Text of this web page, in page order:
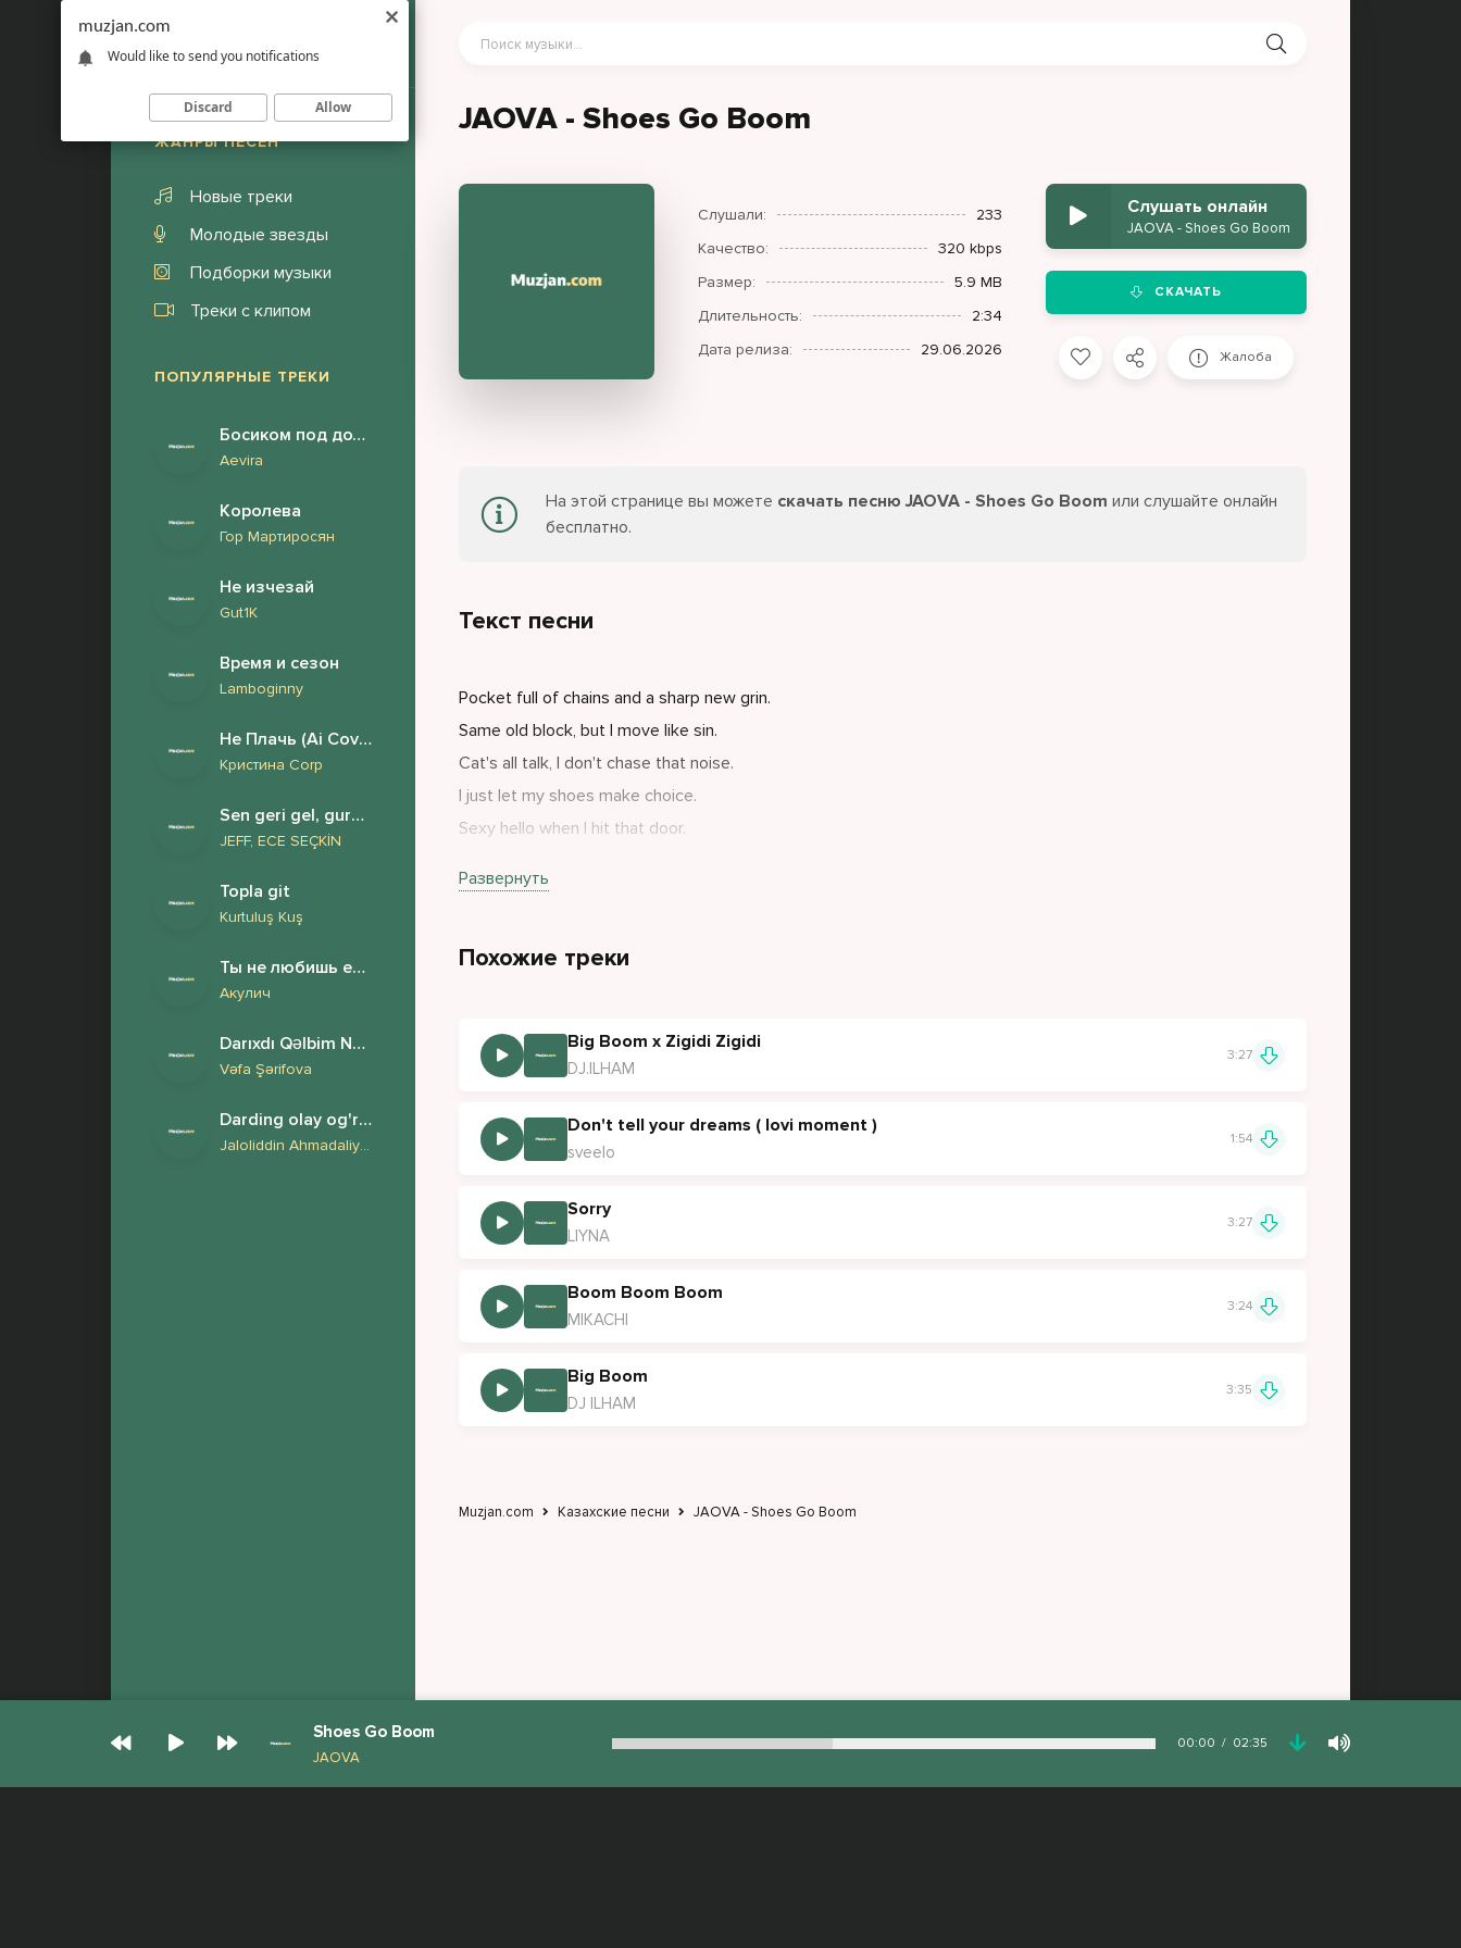
ЖАНРЫ ПЕСЕН
Новые треки
Молодые звезды
Подборки музыки
Треки с клипом
ПОПУЛЯРНЫЕ ТРЕКИ
Босиком под дождём я бегу за тобой
Aevira
Королева
Гор Мартиросян
Не изчезай
Gut1K
Время и сезон
Lamboginny
Не Плачь (Ai Cover)
Кристина Corp
Sen geri gel, gururum beni yeksan eder (Beni kandırmışsın)
JEFF, ECE SEÇKİN
Topla git
Kurtuluş Kuş
Ты не любишь его ты всего лишь с ним спишь
Акулич
Darıxdı Qəlbim Nə Olar Yaz Mənə
Vəfa Şərifova
Darding olay og'rima erkam
Jaloliddin Ahmadaliyev
JAOVA - Shoes Go Boom
Слушали:
233
Качество:
320 kbps
Размер:
5.9 MB
Длительность:
2:34
Дата релиза:
29.06.2026
Слушать онлайн
JAOVA - Shoes Go Boom
СКАЧАТЬ
Жалоба
На этой странице вы можете скачать песню JAOVA - Shoes Go Boom или слушайте онлайн
бесплатно.
Текст песни
Pocket full of chains and a sharp new grin.
Same old block, but I move like sin.
Cat's all talk, I don't chase that noise.
I just let my shoes make choice.
Sexy hello when I hit that door.
Развернуть
Похожие треки
Big Boom x Zigidi Zigidi
DJ.ILHAM
3:27
Don't tell your dreams ( lovi moment )
sveelo
1:54
Sorry
LIYNA
3:27
Boom Boom Boom
MIKACHI
3:24
Big Boom
DJ ILHAM
3:35
Muzjan.com Казахские песни JAOVA - Shoes Go Boom
Shoes Go Boom
JAOVA
00:00 02:35
muzjan.com
Would like to send you notifications
Discard Allow